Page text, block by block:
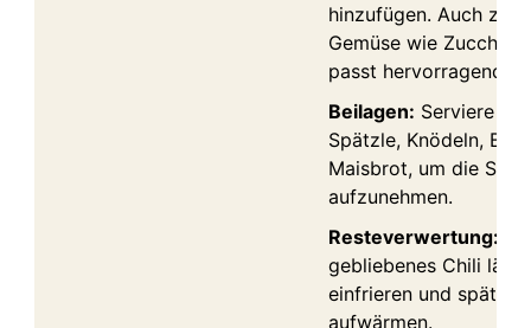
hinzufügen. Auch
Gemüse wie Zucchini
passt hervorragend.
Beilagen: Serviere
Spätzle, Knödeln,
Maisbrot, um die
aufzunehmen.
Resteverwertung:
gebliebenes Chili
einfrieren und später
aufwärmen.